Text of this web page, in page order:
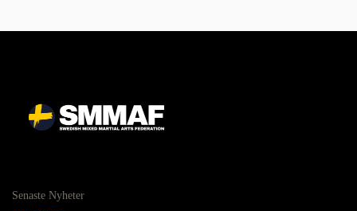
Senaste Nyheter